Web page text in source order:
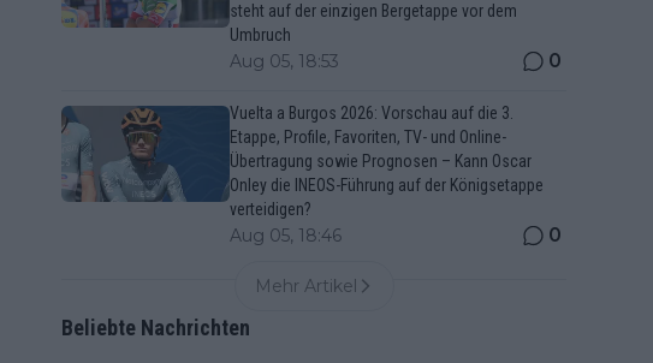
steht auf der einzigen Bergetappe vor dem
Umbruch
Aug 05, 18:53 0
Vuelta a Burgos 2026: Vorschau auf die 3.
Etappe, Profile, Favoriten, TV- und Online-
Übertragung sowie Prognosen – Kann Oscar
Onley die INEOS-Führung auf der Königsetappe
verteidigen?
Aug 05, 18:46 0
Mehr Artikel
Beliebte Nachrichten